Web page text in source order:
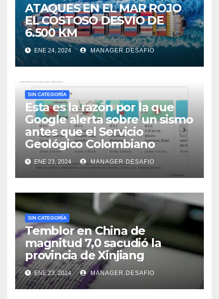
ATAQUES EN EL MAR ROJO
EL COSTOSO DESVÍO DE
6.500 KM
ENE 24, 2024 MANAGER.DESAFIO
SIN CATEGORÍA
Esta es la razón por la que
Google alerta sobre un sismo
antes que el Servicio
Geológico Colombiano
ENE 23, 2024 MANAGER.DESAFIO
SIN CATEGORÍA
Temblor en China de
magnitud 7,0 sacudió la
provincia de Xinjiang
ENE 23, 2024 MANAGER.DESAFIO